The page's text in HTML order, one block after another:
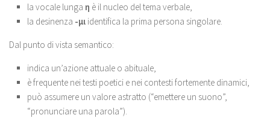
la vocale lunga η è il nucleo del tema verbale,
la desinenza -μι identifica la prima persona singolare.
Dal punto di vista semantico:
indica un’azione attuale o abituale,
è frequente nei testi poetici e nei contesti fortemente dinamici,
può assumere un valore astratto (“emettere un suono”,
“pronunciare una parola”).